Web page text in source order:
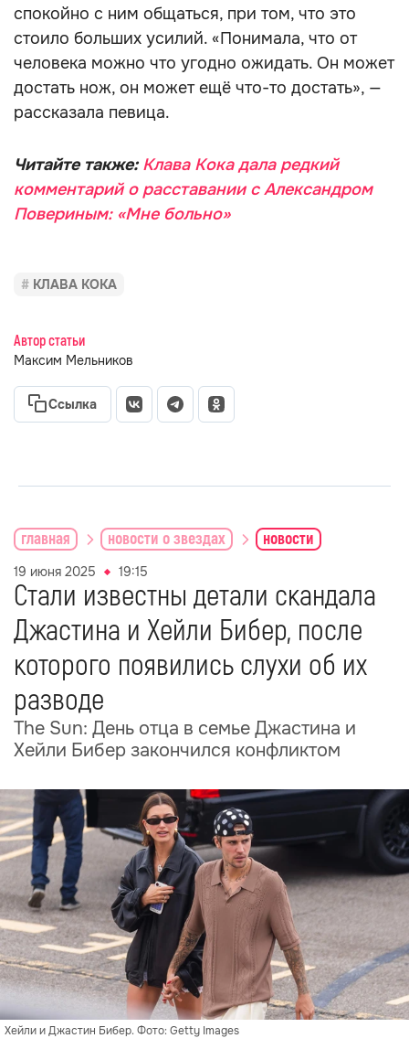
спокойно с ним общаться, при том, что это
стоило больших усилий. «Понимала, что от
человека можно что угодно ожидать. Он может
достать нож, он может ещё что-то достать», —
рассказала певица.
Читайте также: Клава Кока дала редкий
комментарий о расставании с Александром
Повериным: «Мне больно»
КЛАВА КОКА
Автор статьи
Максим Мельников
Ссылка
главная новости о звездах новости
19 июня 2025 19:15
Стали известны детали скандала
Джастина и Хейли Бибер, после
которого появились слухи об их
разводе
The Sun: День отца в семье Джастина и
Хейли Бибер закончился конфликтом
Хейли и Джастин Бибер. Фото: Getty Images